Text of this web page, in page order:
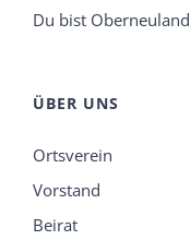
Du bist Oberneuland
ÜBER UNS
Ortsverein
Vorstand
Beirat